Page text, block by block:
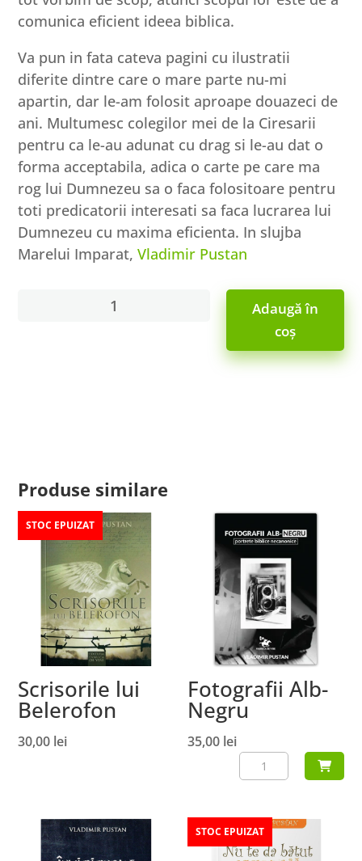
comunica eficient ideea biblica.
Va pun in fata cateva pagini cu ilustratii
diferite dintre care o mare parte nu-mi
apartin, dar le-am folosit aproape douazeci de
ani. Multumesc colegilor mei de la Ciresarii
pentru ca le-au adunat cu drag si le-au dat o
forma acceptabila, adica o carte pe care ma
rog lui Dumnezeu sa o faca folositoare pentru
toti predicatorii interesati sa faca lucrarea lui
Dumnezeu cu maxima eficienta. In slujba
Marelui Imparat,Vladimir Pustan
Adaugă în
coș
Produse similare
STOC EPUIZAT
Scrisorile lui
Belerofon
30,00 lei
Fotografii Alb-
Negru
35,00 lei
Cantitate
Fotografii
Negru
STOC EPUIZAT